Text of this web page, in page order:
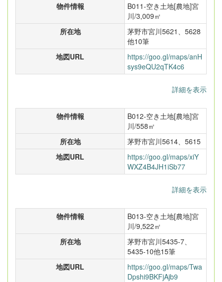
物件情報
B011-空き土地[農地]宮
川/3,009㎡
所在地
茅野市宮川5621、5628
他10筆
地図URL
https://goo.gl/maps/anH
sys9eQU2qTK4c6
詳細を表示
物件情報
B012-空き土地[農地]宮
川/558㎡
所在地
茅野市宮川5614、5615
地図URL
https://goo.gl/maps/xiY
WXZ4B4JH1iSb77
詳細を表示
物件情報
B013-空き土地[農地]宮
川/9,522㎡
所在地
茅野市宮川5435-7、
5435-10他15筆
地図URL
https://goo.gl/maps/Twa
Dpshi9BKFjAjb9